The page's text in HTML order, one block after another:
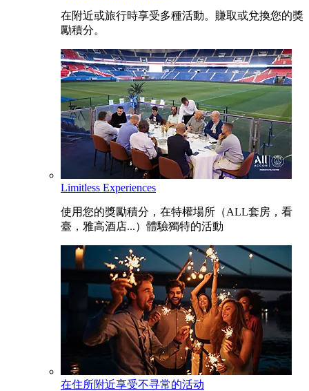
在附近或旅行時享受多種活動。賺取或兌換您的獎
勵積分。
Limitless Experiences
使用您的獎勵積分，在特權場所（ALL套房，看
臺，雅高酒店...）體驗獨特的活動
在住所附近享受不寻常的活动